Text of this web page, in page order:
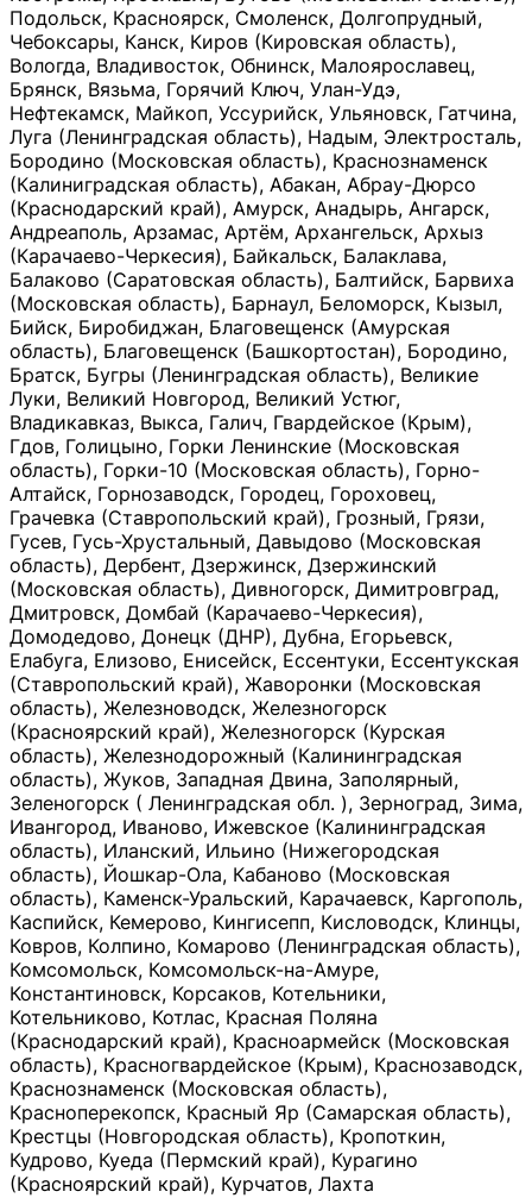
Подольск, Красноярск, Смоленск, Долгопрудный,
Чебоксары, Канск, Киров (Кировская область),
Вологда, Владивосток, Обнинск, Малоярославец,
Брянск, Вязьма, Горячий Ключ, Улан-Удэ,
Нефтекамск, Майкоп, Уссурийск, Ульяновск, Гатчина,
Луга (Ленинградская область), Надым, Электросталь,
Бородино (Московская область), Краснознаменск
(Калиниградская область), Абакан, Абрау-Дюрсо
(Краснодарский край), Амурск, Анадырь, Ангарск,
Андреаполь, Арзамас, Артём, Архангельск, Архыз
(Карачаево-Черкесия), Байкальск, Балаклава,
Балаково (Саратовская область), Балтийск, Барвиха
(Московская область), Барнаул, Беломорск, Кызыл,
Бийск, Биробиджан, Благовещенск (Амурская
область), Благовещенск (Башкортостан), Бородино,
Братск, Бугры (Ленинградская область), Великие
Луки, Великий Новгород, Великий Устюг,
Владикавказ, Выкса, Галич, Гвардейское (Крым),
Гдов, Голицыно, Горки Ленинские (Московская
область), Горки-10 (Московская область), Горно-
Алтайск, Горнозаводск, Городец, Гороховец,
Грачевка (Ставропольский край), Грозный, Грязи,
Гусев, Гусь-Хрустальный, Давыдово (Московская
область), Дербент, Дзержинск, Дзержинский
(Московская область), Дивногорск, Димитровград,
Дмитровск, Домбай (Карачаево-Черкесия),
Домодедово, Донецк (ДНР), Дубна, Егорьевск,
Елабуга, Елизово, Енисейск, Ессентуки, Ессентукская
(Ставропольский край), Жаворонки (Московская
область), Железноводск, Железногорск
(Красноярский край), Железногорск (Курская
область), Железнодорожный (Калининградская
область), Жуков, Западная Двина, Заполярный,
Зеленогорск ( Ленинградская обл. ), Зерноград, Зима,
Ивангород, Иваново, Ижевское (Калининградская
область), Иланский, Ильино (Нижегородская
область), Йошкар-Ола, Кабаново (Московская
область), Каменск-Уральский, Карачаевск, Каргополь,
Каспийск, Кемерово, Кингисепп, Кисловодск, Клинцы,
Ковров, Колпино, Комарово (Ленинградская область),
Комсомольск, Комсомольск-на-Амуре,
Константиновск, Корсаков, Котельники,
Котельниково, Котлас, Красная Поляна
(Краснодарский край), Красноармейск (Московская
область), Красногвардейское (Крым), Краснозаводск,
Краснознаменск (Московская область),
Красноперекопск, Красный Яр (Самарская область),
Крестцы (Новгородская область), Кропоткин,
Кудрово, Куеда (Пермский край), Курагино
(Красноярский край), Курчатов, Лахта